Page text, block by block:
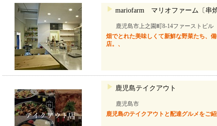
mariofarm マリオファーム〔串
鹿児島市上之園町8-14ファーストビル
畑でとれた美味しくて新鮮な野菜たち、
店。、
鹿児島テイクアウト
鹿児島市
鹿児島のテイクアウトと配達グルメをご